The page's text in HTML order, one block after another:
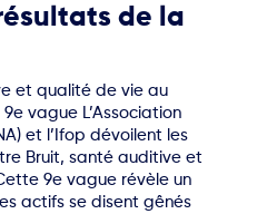
de la
et qualité de vie au
vague L’Association
et l’Ifop dévoilent les
Bruit, santé auditive et
9e vague révèle un
actifs se disent gênés